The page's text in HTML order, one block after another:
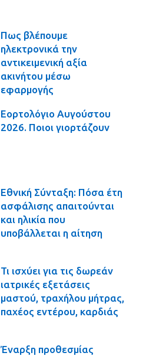
Πως βλέπουμε
ηλεκτρονικά την
αντικειμενική αξία
ακινήτου μέσω
εφαρμογής
Εορτολόγιο Αυγούστου
2026. Ποιοι γιορτάζουν
Εθνική Σύνταξη: Πόσα έτη
ασφάλισης απαιτούνται
και ηλικία που
υποβάλλεται η αίτηση
Τι ισχύει για τις δωρεάν
ιατρικές εξετάσεις
μαστού, τραχήλου μήτρας,
παχέος εντέρου, καρδιάς
Έναρξη προθεσμίας